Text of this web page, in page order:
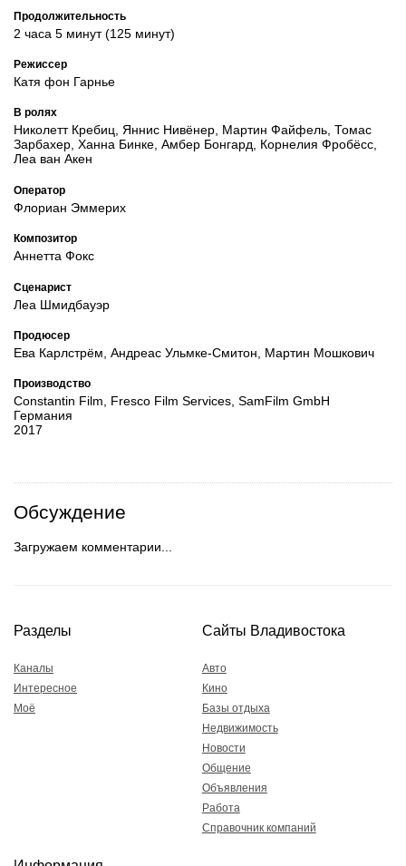
Продолжительность
2 часа 5 минут (125 минут)
Режиссер
Катя фон Гарнье
В ролях
Николетт Кребиц, Яннис Нивёнер, Мартин Файфель, Томас
Зарбахер, Ханна Бинке, Амбер Бонгард, Корнелия Фробёсс,
Леа ван Акен
Оператор
Флориан Эммерих
Композитор
Аннетта Фокс
Сценарист
Леа Шмидбауэр
Продюсер
Ева Карлстрём, Андреас Ульмке-Смитон, Мартин Мошкович
Производство
Constantin Film, Fresco Film Services, SamFilm GmbH
Германия
2017
Обсуждение
Загружаем комментарии...
Разделы
Каналы
Интересное
Моё
Сайты Владивостока
Авто
Кино
Базы отдыха
Недвижимость
Новости
Общение
Объявления
Работа
Справочник компаний